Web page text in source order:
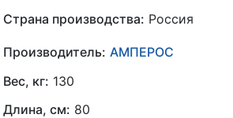
Страна производства: Россия
Производитель: АМПЕРОС
Вес, кг: 130
Длина, см: 80